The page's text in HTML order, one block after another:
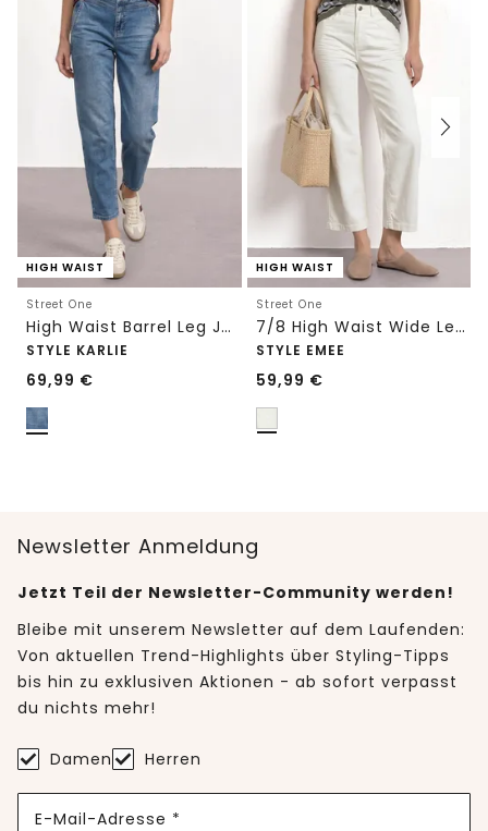
HIGH WAIST
Street One
High Waist Barrel Leg Jeans im Loose Fit
STYLE KARLIE
69,99 €
HIGH WAIST
Street One
7/8 High Waist Wide Leg Jeans im Loose Fit
STYLE EMEE
59,99 €
Newsletter Anmeldung
Jetzt Teil der Newsletter-Community werden!
Bleibe mit unserem Newsletter auf dem Laufenden:
Von aktuellen Trend-Highlights über Styling-Tipps
bis hin zu exklusiven Aktionen - ab sofort verpasst
du nichts mehr!
Damen Herren
E-Mail-Adresse *